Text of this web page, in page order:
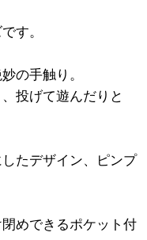
す。
の手触り。
投げて遊んだりと
たデザイン、ピンプ
めできるポケット付